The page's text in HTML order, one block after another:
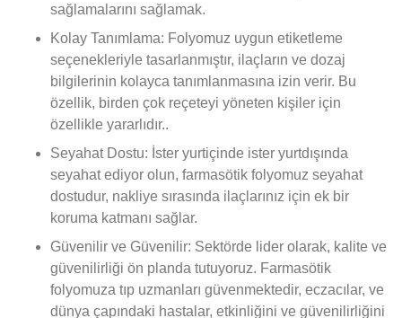
sağlamalarını sağlamak.
Kolay Tanımlama: Folyomuz uygun etiketleme
seçenekleriyle tasarlanmıştır, ilaçların ve dozaj
bilgilerinin kolayca tanımlanmasına izin verir. Bu
özellik, birden çok reçeteyi yöneten kişiler için
özellikle yararlıdır..
Seyahat Dostu: İster yurtiçinde ister yurtdışında
seyahat ediyor olun, farmasötik folyomuz seyahat
dostudur, nakliye sırasında ilaçlarınız için ek bir
koruma katmanı sağlar.
Güvenilir ve Güvenilir: Sektörde lider olarak, kalite ve
güvenilirliği ön planda tutuyoruz. Farmasötik
folyomuza tıp uzmanları güvenmektedir, eczacılar, ve
dünya çapındaki hastalar, etkinliğini ve güvenilirliğini